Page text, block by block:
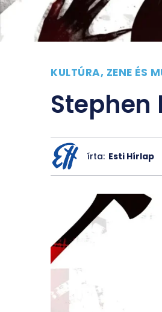
KULTÚRA, ZENE ÉS
Stephen
írta: Esti Hírlap